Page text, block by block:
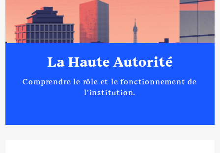
La Haute Autorité
Comprendre le rôle et le fonctionnement de
l’institution.